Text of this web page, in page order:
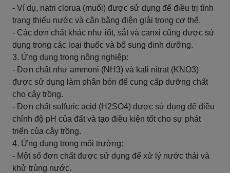
- Ví dụ, natri clorua (muối) được sử dụng để điều trị tình
trạng thiếu nước và cân bằng điện giải trong cơ thể.
- Các đơn chất khác như iốt, sắt và canxi cũng được sử
dụng trong các loại thuốc và bổ sung dinh dưỡng.
3. Ứng dụng trong nông nghiệp:
- Đơn chất như ammoni (NH3) và kali nitrat (KNO3)
được sử dụng làm phân bón để cung cấp dưỡng chất
cho cây trồng.
- Đơn chất sulfuric acid (H2SO4) được sử dụng để điều
chỉnh độ pH của đất và tạo điều kiện tốt cho sự phát
triển của cây trồng.
4. Ứng dụng trong môi trường:
- Một số đơn chất được sử dụng để xử lý nước thải và
khử trùng nước.